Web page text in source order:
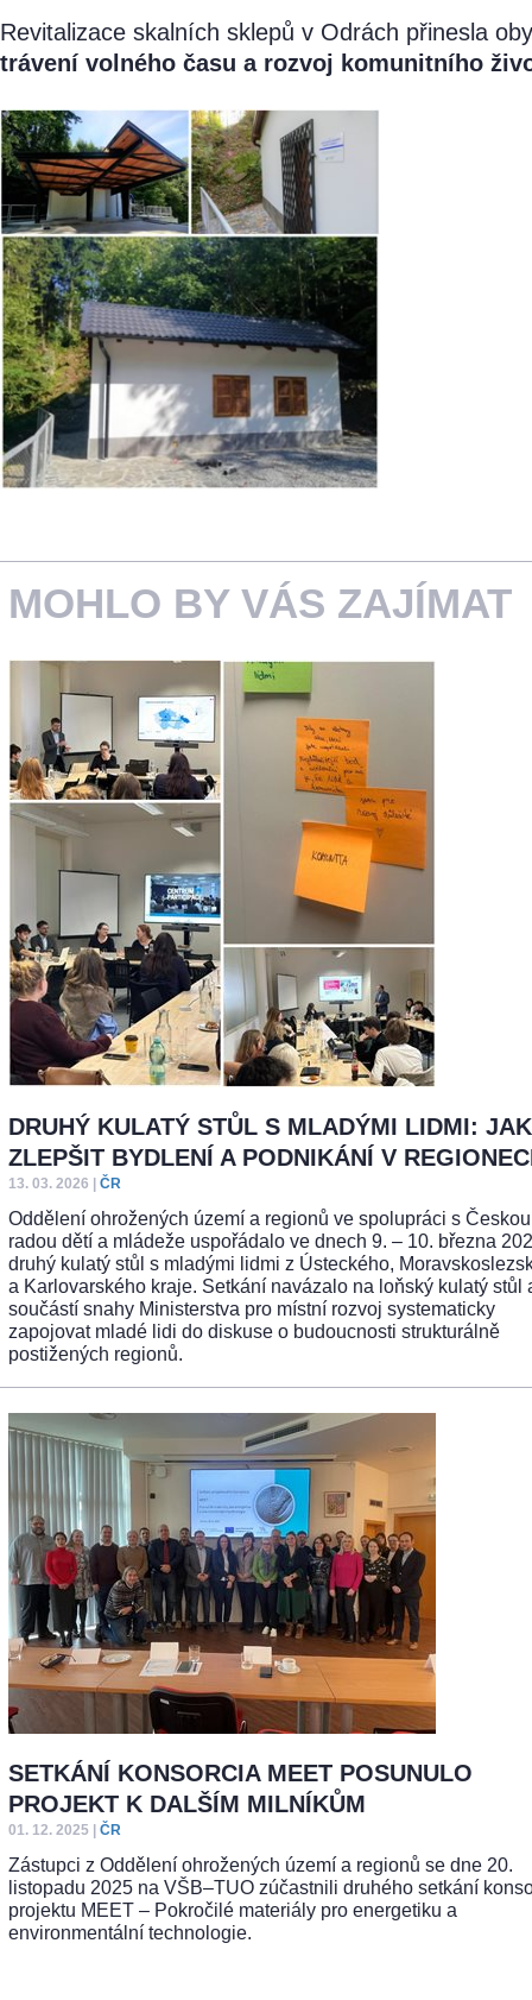
Revitalizace skalních sklepů v Odrách přinesla
trávení volného času a rozvoj komunitního
MOHLO BY VÁS ZAJÍMAT
DRUHÝ KULATÝ STŮL S MLADÝMI LIDMI: JAK
ZLEPŠIT BYDLENÍ A PODNIKÁNÍ V
13. 03. 2026 ČR
Oddělení ohrožených území a regionů ve spolupráci s Českou
radou dětí a mládeže uspořádalo ve dnech 9. – 10. března
druhý kulatý stůl s mladými lidmi z Ústeckého,
a Karlovarského kraje. Setkání navázalo na loňský kulatý stůl
součástí snahy Ministerstva pro místní rozvoj systematicky
zapojovat mladé lidi do diskuse o budoucnosti strukturálně
postižených regionů.
SETKÁNÍ KONSORCIA MEET POSUNULO
PROJEKT K DALŠÍM MILNÍKŮM
01. 12. 2025 ČR
Zástupci z Oddělení ohrožených území a regionů se dne 20.
listopadu 2025 na VŠB–TUO zúčastnili druhého setkání
projektu MEET – Pokročilé materiály pro energetiku a
environmentální technologie.